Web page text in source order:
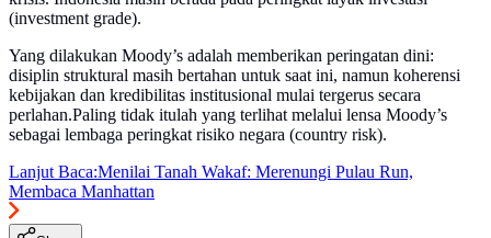
(investment grade).
Yang dilakukan Moody’s adalah memberikan peringatan dini:
disiplin struktural masih bertahan untuk saat ini, namun koherensi
kebijakan dan kredibilitas institusional mulai tergerus secara
perlahan.Paling tidak itulah yang terlihat melalui lensa Moody’s
sebagai lembaga peringkat risiko negara (country risk).
Lanjut Baca:Menilai Tanah Wakaf: Merenungi Pulau Run,
Membaca Manhattan